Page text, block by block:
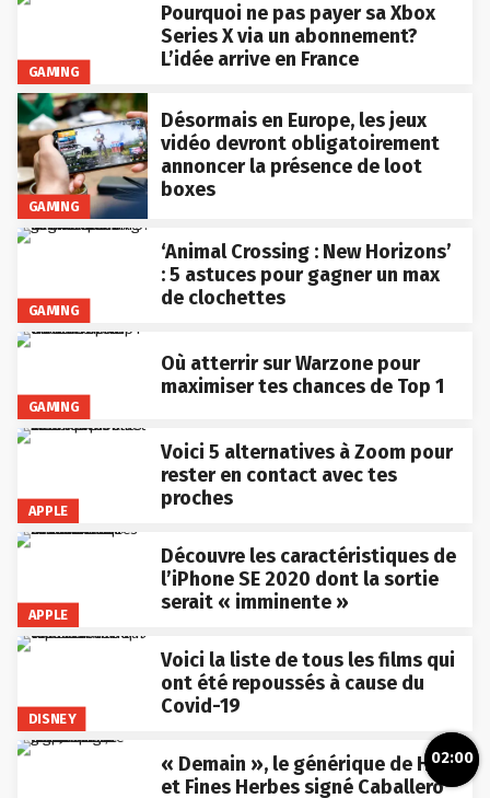
GAMING
Pourquoi ne pas payer sa Xbox
Series X via un abonnement?
L’idée arrive en France
GAMING
Désormais en Europe, les jeux
vidéo devront obligatoirement
annoncer la présence de loot
boxes
GAMING
‘Animal Crossing : New Horizons’
: 5 astuces pour gagner un max
de clochettes
GAMING
Où atterrir sur Warzone pour
maximiser tes chances de Top 1
APPLE
Voici 5 alternatives à Zoom pour
rester en contact avec tes
proches
APPLE
Découvre les caractéristiques de
l’iPhone SE 2020 dont la sortie
serait « imminente »
DISNEY
Voici la liste de tous les films qui
ont été repoussés à cause du
Covid-19
« Demain », le générique de High
et Fines Herbes signé Caballero
02:00